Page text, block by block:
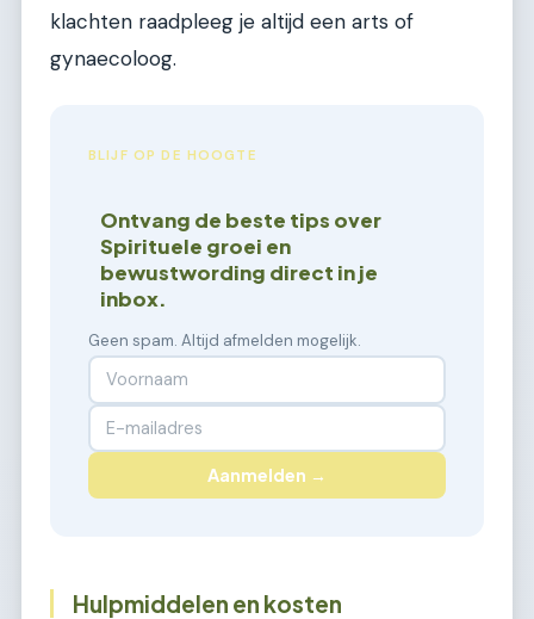
klachten raadpleeg je altijd een arts of
gynaecoloog.
BLIJF OP DE HOOGTE
Ontvang de beste tips over
Spirituele groei en
bewustwording direct in je
inbox.
Geen spam. Altijd afmelden mogelijk.
Aanmelden →
Hulpmiddelen en kosten